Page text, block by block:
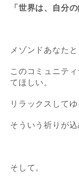
「世界は、自分の
メゾンドあなたと
このコミュニテ
てほしい。
リラックスして
そういう祈りが
そして。